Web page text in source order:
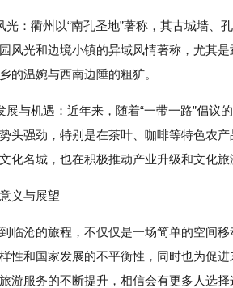
光：衢州以“南孔圣地”著称，其古城墙、
风光和边境小镇的异域风情著称，尤其
的温婉与西南边陲的粗犷。
展与机遇：近年来，随着“一带一路”倡议
头强劲，特别是在茶叶、咖啡等特色农
化名城，也在积极推动产业升级和文化
义与展望
临沧的旅程，不仅仅是一场简单的空间
性和国家发展的不平衡性，同时也为促
游服务的不断提升，相信会有更多人选